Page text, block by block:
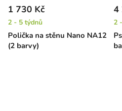
Polička na stěnu Nano NA12
(2 barvy)
1 730 Kč
2 - 5 týdnů
4
2